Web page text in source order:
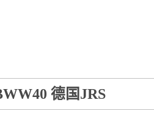
德国JRS